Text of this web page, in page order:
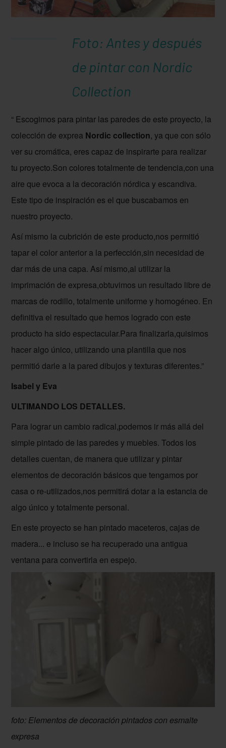
Foto: Antes y después
de pintar con Nordic
Collection
“ Escogimos para pintar las paredes de este proyecto, la
colección de exprea Nordic collection, ya que con sólo
ver su cromática, eres capaz de inspirarte para realizar
tu proyecto.Son colores totalmente de tendencia,con una
aire que evoca a la decoración nórdica y escandiva.
Este tipo de inspiración es el que buscabamos en
nuestro proyecto.
Así mismo la cubrición de este producto,nos permitió
tapar el color anterior a la perfección,sin necesidad de
dar más de una capa. Así mismo,al utilizar la
imprimación de expresa,obtuvimos un resultado libre de
marcas de rodillo, totalmente uniforme y homogéneo. En
definitiva el resultado que hemos logrado con este
producto ha sido espectacular.Para finalizarla,quisimos
hacer algo único, utilizando una plantilla que nos
permitió darle a la pared dibujos y texturas diferentes.”
Isabel y Eva
ULTIMANDO LOS DETALLES.
Para lograr un cambio radical,podemos ir más allá del
simple pintado de las paredes y muebles. Todos los
detalles cuentan, de manera que utilizar y pintar
elementos de decoración básicos que tengamos por
casa o re-utilizados,nos permitirá dotar a la estancia de
algo único y totalmente personal.
En este proyecto se han pintado maceteros, cajas de
madera... e incluso se ha recuperado una antigua
ventana para convertirla en espejo.
foto: Elementos de decoración pintados con esmalte
expresa